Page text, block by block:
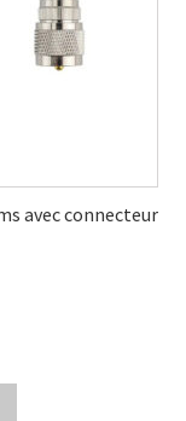
avec connecteur